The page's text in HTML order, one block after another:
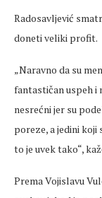
Radosavljević
doneti veliki profit.
„Naravno da su
fantastičan uspeh i
nesrećni jer su
poreze, a jedini
to je uvek tako“,
Prema Vojislavu